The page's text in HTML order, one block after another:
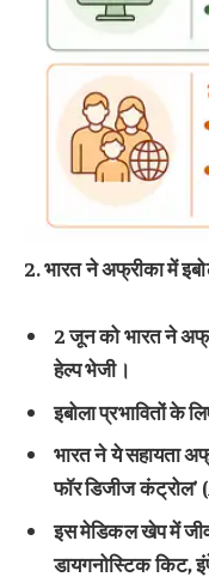
2. भारत ने अफ्रीका में
2 जून को भारत ने
हेल्प भेजी।
इबोला प्रभावितों के
भारत ने ये सहायता
फॉर डिजीज
इस मेडिकल खेप में
डायगनोस्टिक किट,